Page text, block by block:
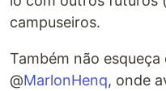
campuseiros.
Também não
@MarlonHenq, onde